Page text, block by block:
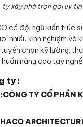
ty xây nhà trọn gói uy tín
có đội ngũ kiến trúc
nhiều kinh nghiệm và
chọn kỹ lưỡng,
nâng cao tay nghề
ty :
:CÔNG TY CỔ PHẦN